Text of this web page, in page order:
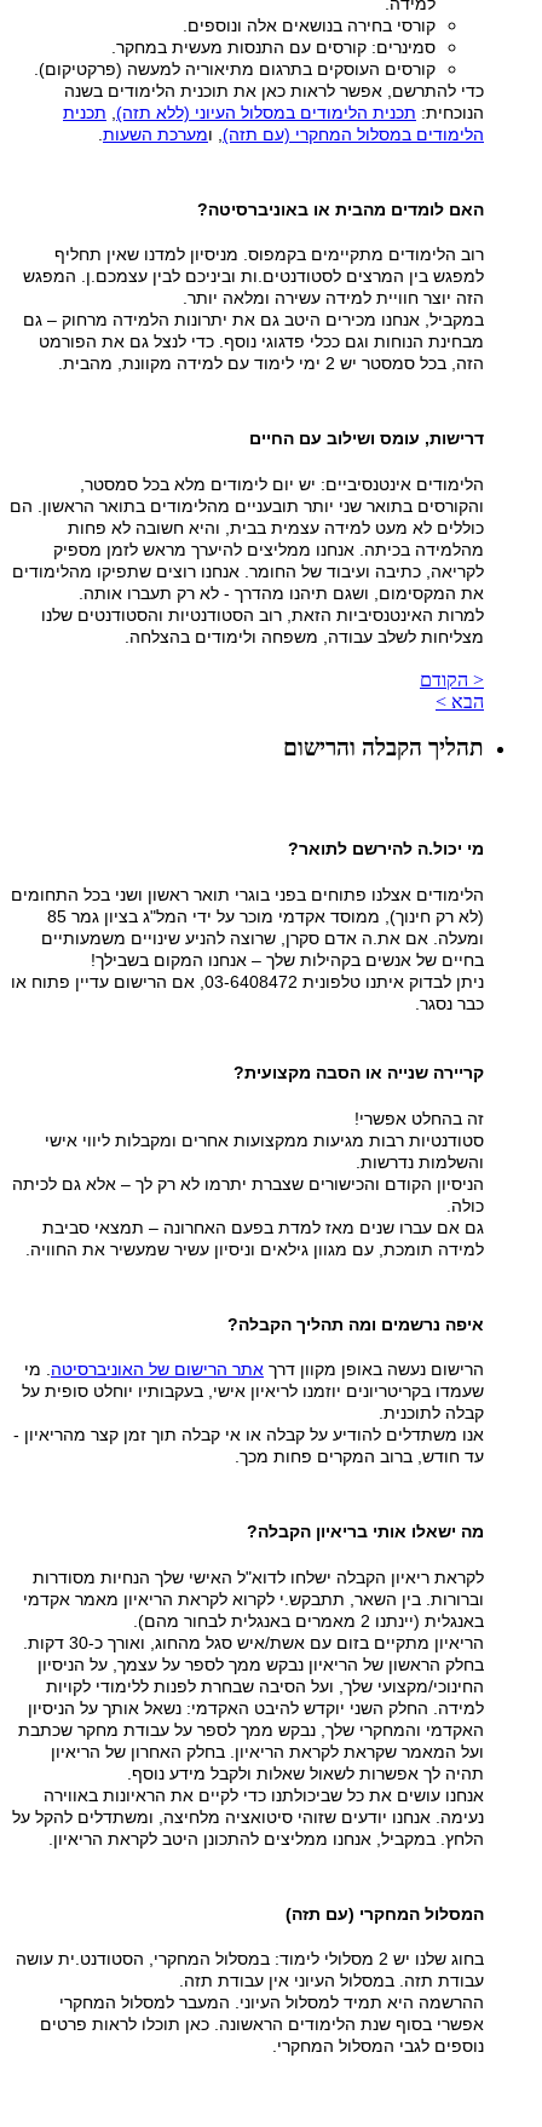
קורסי בחירה בנושאים אלה ונוספים.
סמינרים: קורסים עם התנסות מעשית במחקר.
קורסים העוסקים בתרגום מתיאוריה למעשה (פרקטיקום).
כדי להתרשם, אפשר לראות כאן את תוכנית הלימודים בשנה
הנוכחית: תכנית הלימודים במסלול העיוני (ללא תזה) תכנית
הלימודים במסלול המחקרי (עם תזה) , ומערכת השעות
האם לומדים מהבית או באוניברסיטה?
רוב הלימודים מתקיימים בקמפוס. מניסיון למדנו שאין תחליף
למפגש בין המרצים לסטודנטים.ות וביניכם לבין עצמכם.ן. המפגש
הזה יוצר חוויית למידה עשירה ומלאה יותר.
במקביל, אנחנו מכירים היטב גם את יתרונות הלמידה מרחוק – גם
מבחינת הנוחות וגם ככלי פדגוגי נוסף. כדי לנצל גם את הפורמט
הזה, בכל סמסטר יש 2 ימי לימוד עם למידה מקוונת, מהבית.
דרישות, עומס ושילוב עם החיים
הלימודים אינטנסיביים: יש יום לימודים מלא בכל סמסטר,
והקורסים בתואר שני יותר תובעניים מהלימודים בתואר הראשון. הם
כוללים לא מעט למידה עצמית בבית, והיא חשובה לא פחות
מהלמידה בכיתה. אנחנו ממליצים להיערך מראש לזמן מספיק
לקריאה, כתיבה ועיבוד של החומר. אנחנו רוצים שתפיקו מהלימודים
את המקסימום, ושגם תיהנו מהדרך - לא רק תעברו אותה.
למרות האינטנסיביות הזאת, רוב הסטודנטיות והסטודנטים שלנו
מצליחות לשלב עבודה, משפחה ולימודים בהצלחה.
< הקודם
הבא >
תהליך הקבלה והרישום
מי יכול.ה להירשם לתואר?
הלימודים אצלנו פתוחים בפני בוגרי תואר ראשון ושני בכל התחומים
(לא רק חינוך), ממוסד אקדמי מוכר על ידי המל"ג בציון גמר 85
ומעלה. אם את.ה אדם סקרן, שרוצה להניע שינויים משמעותיים
בחיים של אנשים בקהילות שלך – אנחנו המקום בשבילך!
ניתן לבדוק איתנו טלפונית 03-6408472, אם הרישום עדיין פתוח או
כבר נסגר.
קריירה שנייה או הסבה מקצועית?
זה בהחלט אפשרי!
סטודנטיות רבות מגיעות ממקצועות אחרים ומקבלות ליווי אישי
והשלמות נדרשות.
הניסיון הקודם והכישורים שצברת יתרמו לא רק לך – אלא גם לכיתה
כולה.
גם אם עברו שנים מאז למדת בפעם האחרונה – תמצאי סביבת
למידה תומכת, עם מגוון גילאים וניסיון עשיר שמעשיר את החוויה.
איפה נרשמים ומה תהליך הקבלה?
הרישום נעשה באופן מקוון דרך אתר הרישום של האוניברסיטה. מי
שעמדו בקריטריונים יוזמנו לריאיון אישי, בעקבותיו יוחלט סופית על
קבלה לתוכנית.
אנו משתדלים להודיע על קבלה או אי קבלה תוך זמן קצר מהריאיון -
עד חודש, ברוב המקרים פחות מכך.
מה ישאלו אותי בריאיון הקבלה?
לקראת ריאיון הקבלה ישלחו לדוא"ל האישי שלך הנחיות מסודרות
וברורות. בין השאר, תתבקש.י לקרוא לקראת הריאיון מאמר אקדמי
באנגלית (יינתנו 2 מאמרים באנגלית לבחור מהם).
הריאיון מתקיים בזום עם אשת/איש סגל מהחוג, ואורך כ-30 דקות.
בחלק הראשון של הריאיון נבקש ממך לספר על עצמך, על הניסיון
החינוכי/מקצועי שלך, ועל הסיבה שבחרת לפנות ללימודי לקויות
למידה. החלק השני יוקדש להיבט האקדמי: נשאל אותך על הניסיון
האקדמי והמחקרי שלך, נבקש ממך לספר על עבודת מחקר שכתבת
ועל המאמר שקראת לקראת הריאיון. בחלק האחרון של הריאיון
תהיה לך אפשרות לשאול שאלות ולקבל מידע נוסף.
אנחנו עושים את כל שביכולתנו כדי לקיים את הראיונות באווירה
נעימה. אנחנו יודעים שזוהי סיטואציה מלחיצה, ומשתדלים להקל על
הלחץ. במקביל, אנחנו ממליצים להתכונן היטב לקראת הריאיון.
המסלול המחקרי (עם תזה)
בחוג שלנו יש 2 מסלולי לימוד: במסלול המחקרי, הסטודנט.ית עושה
עבודת תזה. במסלול העיוני אין עבודת תזה.
ההרשמה היא תמיד למסלול העיוני. המעבר למסלול המחקרי
אפשרי בסוף שנת הלימודים הראשונה. כאן תוכלו לראות פרטים
נוספים לגבי המסלול המחקרי.